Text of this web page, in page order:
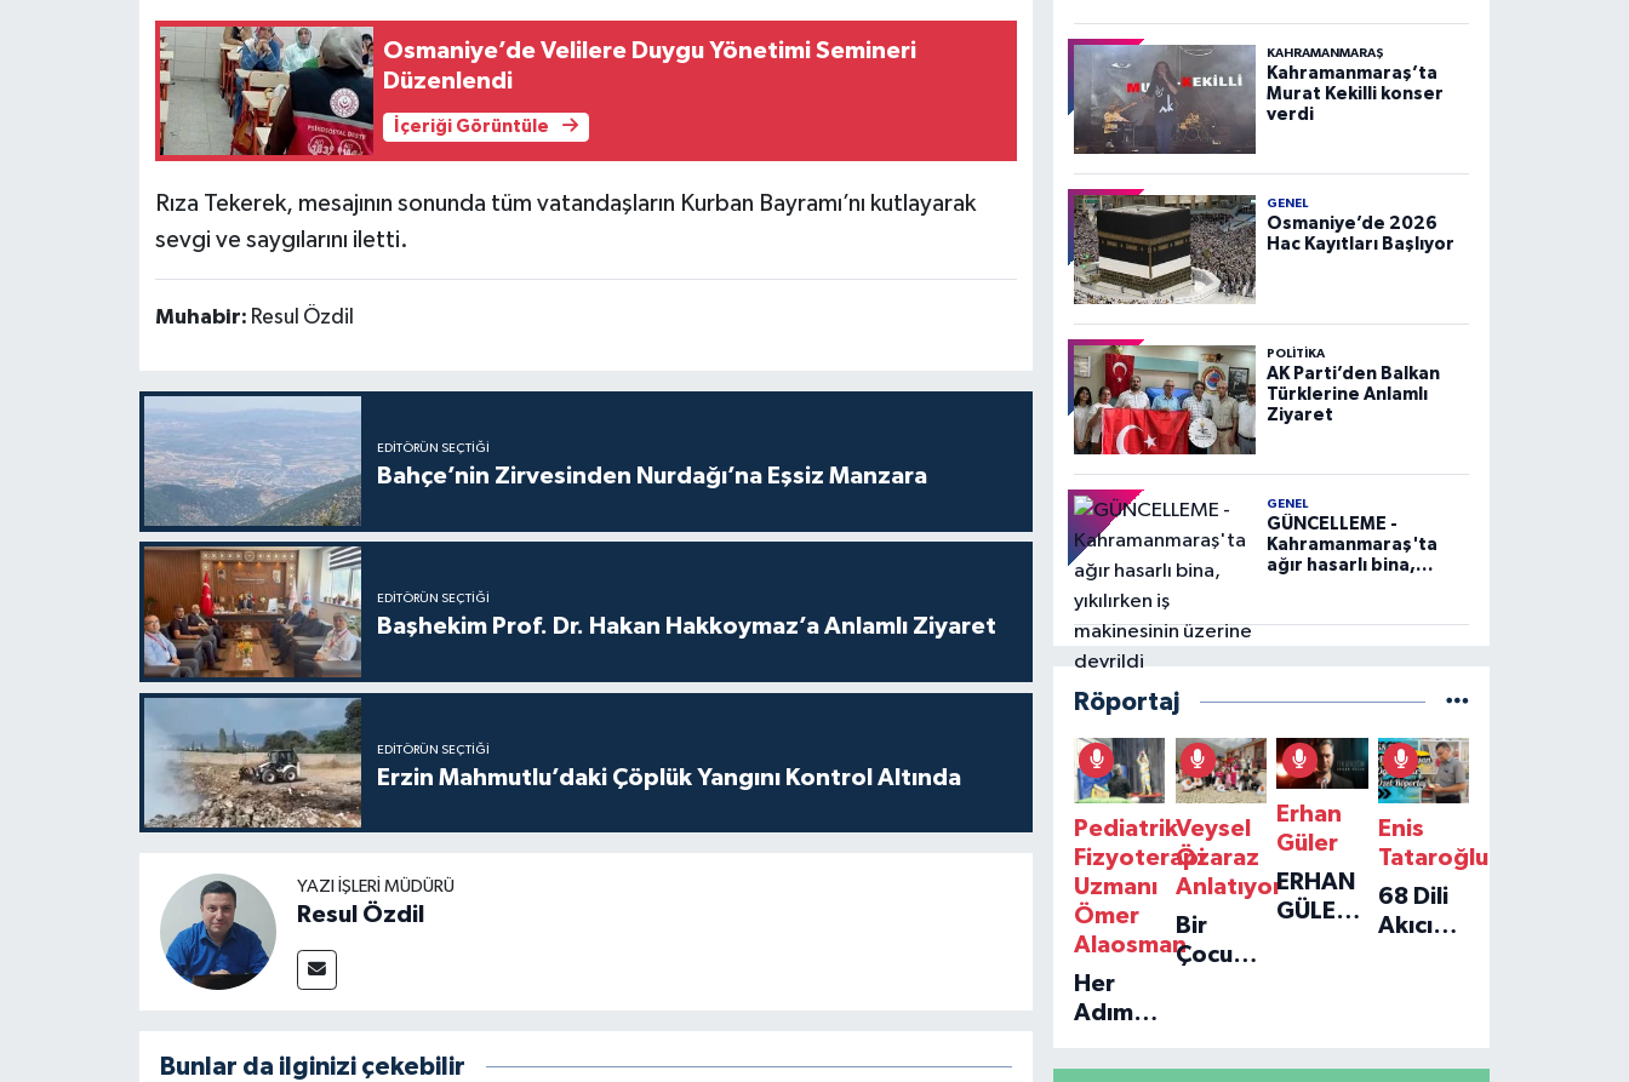
Osmaniye’de Velilere Duygu Yönetimi Semineri
Düzenlendi
İçeriği Görüntüle
Rıza Tekerek, mesajının sonunda tüm vatandaşların Kurban Bayramı’nı kutlayarak
sevgi ve saygılarını iletti.
Muhabir: Resul Özdil
EDITÖRÜN SEÇTIĞI
Bahçe’nin Zirvesinden Nurdağı’na Eşsiz Manzara
EDITÖRÜN SEÇTIĞI
Başhekim Prof. Dr. Hakan Hakkoymaz’a Anlamlı Ziyaret
EDITÖRÜN SEÇTIĞI
Erzin Mahmutlu’daki Çöplük Yangını Kontrol Altında
YAZI İŞLERI MÜDÜRÜ
Resul Özdil
Bunlar da ilginizi çekebilir
KAHRAMANMARAŞ
Kahramanmaraş’ta
Murat Kekilli konser
verdi
GENEL
Osmaniye’de 2026
Hac Kayıtları Başlıyor
POLITIKA
AK Parti’den Balkan
Türklerine Anlamlı
Ziyaret
GENEL
GÜNCELLEME -
Kahramanmaraş'ta
ağır hasarlı bina,
devrildi
Röportaj
Pediatrik
Fizyoterapi
Uzmanı
Ömer
Alaosman
Her
Adım
Umut:
Veysel
Özaraz
Anlatıyor
Bir
Çocuğun
Yolculuğu
Erhan
Güler
ERHAN
GÜLER'IN
Enis
Tataroğlu
68 Dili
Akıcı